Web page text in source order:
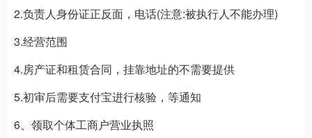
2.负责人身份证正反面，电话(注意:被执行人不能办理)
3.经营范围
4.房产证和租赁合同，挂靠地址的不需要提供
5.初审后需要支付宝进行核验，等通知
6、领取个体工商户营业执照